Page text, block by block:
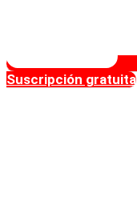
Suscripción gratuita